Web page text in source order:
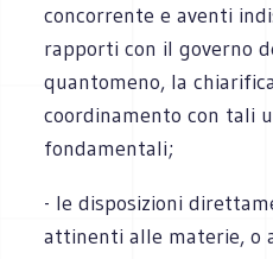
concorrente e aventi
rapporti con il governo
quantomeno, la
coordinamento con tali
fondamentali;
- le disposizioni
attinenti alle materie, o